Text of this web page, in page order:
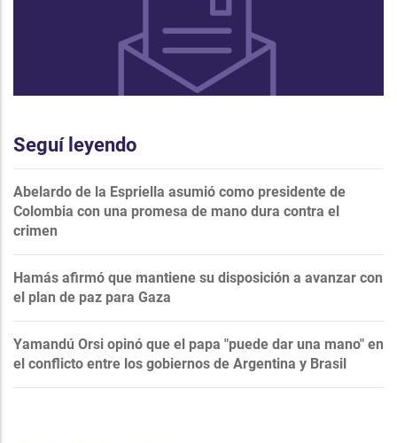
Seguí leyendo
Abelardo de la Espriella asumió como presidente de
Colombia con una promesa de mano dura contra el
crimen
Hamás afirmó que mantiene su disposición a avanzar con
el plan de paz para Gaza
Yamandú Orsi opinó que el papa "puede dar una mano" en
el conflicto entre los gobiernos de Argentina y Brasil